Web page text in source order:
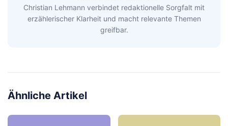
Christian Lehmann verbindet redaktionelle Sorgfalt mit
erzählerischer Klarheit und macht relevante Themen
greifbar.
Ähnliche Artikel